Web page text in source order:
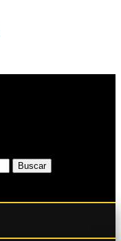
Buscar
Buscar